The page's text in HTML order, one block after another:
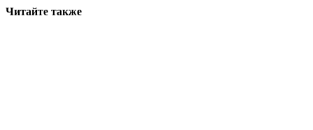
Читайте также